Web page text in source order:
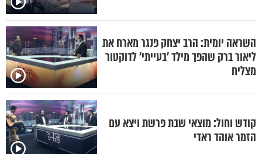
השראה יומית: הרב יצחק פנגר מארח את
ליאור ברק שהפך מילד 'בעייתי' לדוקטור
מצליח
קודש וחול: מוצאי שבת פרשת ויצא עם
הזמר אוהד ראדי